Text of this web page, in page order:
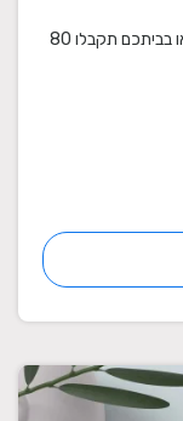
צילומי דורות כשעה וחצי צילומים בלוקיישן בטבע או בביתכם תקבלו 80